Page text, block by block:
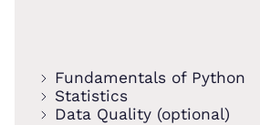
Fundamentals of Python
Statistics
Data Quality (optional)